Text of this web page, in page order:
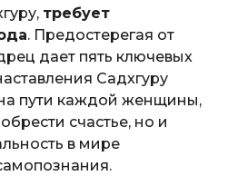
требует
. Предостерегая от
дает пять ключевых
Садхгуру
на пути каждой женщины,
счастье, но и
в мире